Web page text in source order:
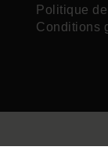
Politique
Conditions